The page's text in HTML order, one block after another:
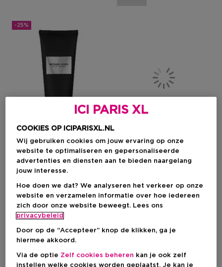
-25%
MICHAEL KORS
Aftershave Balm
Kortingsprijs
€ 37,50
Productprijs
€ 50,00
HERMÈS
Verfrissende
Deodorantverstuiver
Kortingsprijs
€ 34,50
ICI PARIS XL
COOKIES OP ICIPARISXL.NL
Wij gebruiken cookies om jouw ervaring op onze
website te optimaliseren en gepersonaliseerde
advertenties en diensten aan te bieden naargelang
jouw interesse.
Hoe doen we dat? We analyseren het verkeer op onze
website en verzamelen informatie over hoe iedereen
zich door onze website beweegt. Lees ons
privacybeleid
Door op de “Accepteer” knop de klikken, ga je
hiermee akkoord.
Via de optie Zelf cookies beheren kan je ook zelf
instellen welke cookies worden geplaatst. Je kan je